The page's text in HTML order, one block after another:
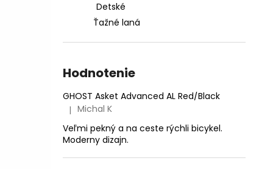
Detské
Ťažné laná
Hodnotenie
GHOST Asket Advanced AL Red/Black
Hodnotenie produktu je 5 z 5 hviezdičiek.
| Michal K
Veľmi pekný a na ceste rýchli bicykel.
Moderny dizajn.